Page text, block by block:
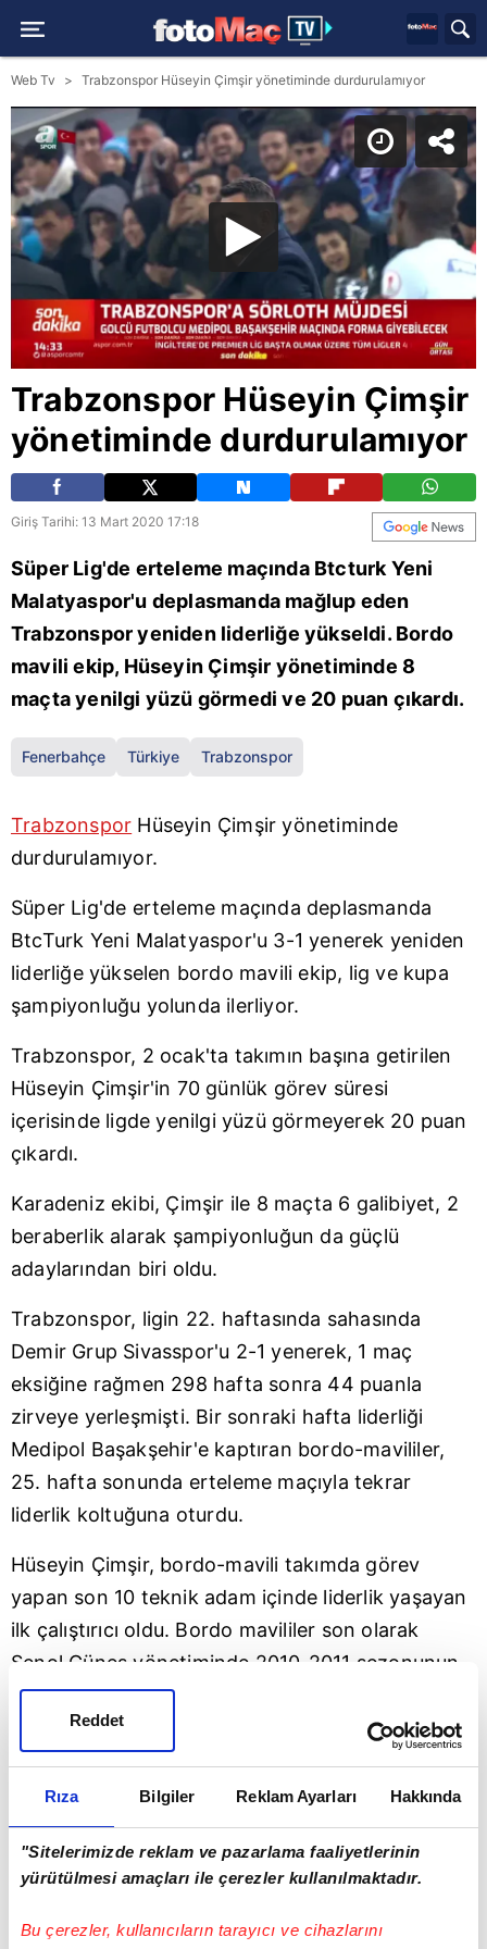
Rıza Bilgiler Reklam Ayarları Hakkında
"Sitelerimizde reklam ve pazarlama faaliyetlerinin
yürütülmesi amaçları ile çerezler kullanılmaktadır.
Bu çerezler, kullanıcıların tarayıcı ve cihazlarını
Reddet
Web Tv Trabzonspor Hüseyin Çimşir yönetiminde durdurulamıyor
Trabzonspor Hüseyin Çimşir
yönetiminde durdurulamıyor
Giriş Tarihi: 13 Mart 2020 17:18
Süper Lig'de erteleme maçında Btcturk Yeni
Malatyaspor'u deplasmanda mağlup eden
Trabzonspor yeniden liderliğe yükseldi. Bordo
mavili ekip, Hüseyin Çimşir yönetiminde 8
maçta yenilgi yüzü görmedi ve 20 puan çıkardı.
Fenerbahçe Türkiye Trabzonspor
Trabzonspor Hüseyin Çimşir yönetiminde
durdurulamıyor.
Süper Lig'de erteleme maçında deplasmanda
BtcTurk Yeni Malatyaspor'u 3-1 yenerek yeniden
liderliğe yükselen bordo mavili ekip, lig ve kupa
şampiyonluğu yolunda ilerliyor.
Trabzonspor, 2 ocak'ta takımın başına getirilen
Hüseyin Çimşir'in 70 günlük görev süresi
içerisinde ligde yenilgi yüzü görmeyerek 20 puan
çıkardı.
Karadeniz ekibi, Çimşir ile 8 maçta 6 galibiyet, 2
beraberlik alarak şampiyonluğun da güçlü
adaylarından biri oldu.
Trabzonspor, ligin 22. haftasında sahasında
Demir Grup Sivasspor'u 2-1 yenerek, 1 maç
eksiğine rağmen 298 hafta sonra 44 puanla
zirveye yerleşmişti. Bir sonraki hafta liderliği
Medipol Başakşehir'e kaptıran bordo-mavililer,
25. hafta sonunda erteleme maçıyla tekrar
liderlik koltuğuna oturdu.
Hüseyin Çimşir, bordo-mavili takımda görev
yapan son 10 teknik adam içinde liderlik yaşayan
ilk çalıştırıcı oldu. Bordo mavililer son olarak
Şenol Güneş yönetiminde 2010-2011 sezonunun
29. haftasında liderlik koltuğuna oturmuştu.
Karadeniz ekibinde Şenol Güneş'in ardından
Akçay, Hami Mandıralı, Vahid Halilhodziç, Ersun
Yanal, Şota Arveladze, Sadi Tekelioğlu, Rıza
Çalımbay ve Ünal Karaman, liderlik